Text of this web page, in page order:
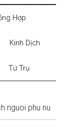
Hợp
Kinh Dịch
Tứ Trụ
nguoi phu nu